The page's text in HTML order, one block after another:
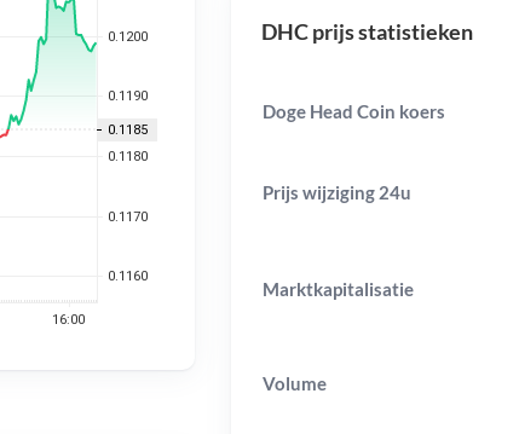
DHC prijs statistieken
Doge Head Coin koers
Prijs wijziging 24u
Marktkapitalisatie
Volume